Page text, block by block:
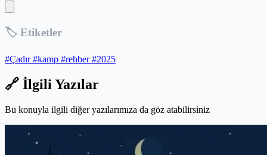
🏷️ Etiketler
#Çadır#kamp #rehber#2025
🔗 İlgili Yazılar
Bu konuyla ilgili diğer yazılarımıza da göz atabilirsiniz